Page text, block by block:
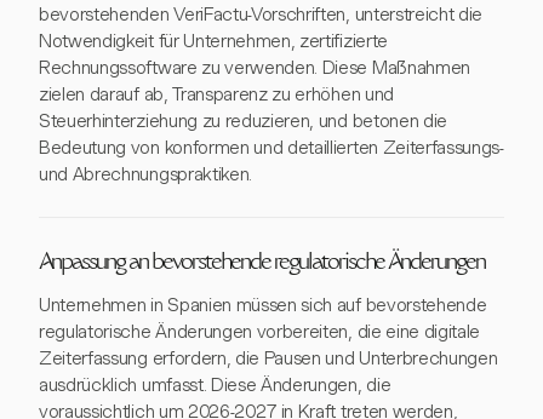
bevorstehenden VeriFactu-Vorschriften, unterstreicht die
Notwendigkeit für Unternehmen, zertifizierte
Rechnungssoftware zu verwenden. Diese Maßnahmen
zielen darauf ab, Transparenz zu erhöhen und
Steuerhinterziehung zu reduzieren, und betonen die
Bedeutung von konformen und detaillierten Zeiterfassungs-
und Abrechnungspraktiken.
Anpassung an bevorstehende regulatorische Änderungen
Unternehmen in Spanien müssen sich auf bevorstehende
regulatorische Änderungen vorbereiten, die eine digitale
Zeiterfassung erfordern, die Pausen und Unterbrechungen
ausdrücklich umfasst. Diese Änderungen, die
voraussichtlich um 2026-2027 in Kraft treten werden,